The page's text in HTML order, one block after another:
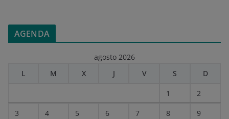
AGENDA
agosto 2026
L
M X J V S D
1 2
3 4 5 6 7 8 9